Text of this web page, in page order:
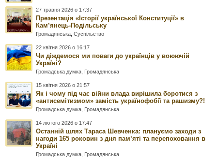
27 травня 2026 о 17:37
Презентація «Історії української Конституції» в
Камʼянець-Подільську
Громадянська ,Суспільство
22 квітня 2026 о 16:17
Чи діждемося ми поваги до українців у воюючій
Україні?
Громадська думка Громадянська
15 квітня 2026 о 21:57
Як і чому під час війни влада вирішила боротися з
«антисемітизмом» замість українофобії та рашизму?!
Громадська думка Громадянська
14 лютого 2026 о 17:47
Останній шлях Тараса Шевченка: плануємо заходи з
нагоди 165 роковин з дня памʼяті та перепоховання в
Україні
Громадська думка Громадянська